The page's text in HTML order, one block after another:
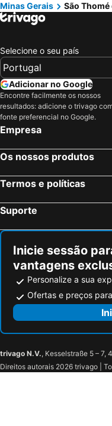
Fama, Minas Gerais
São Vicente de Minas, Minas Gerais
Diamantina, Minas Gerais
Augusto de Lima, Minas Gerais
São Paulo, São Paulo
Natal, Rio Grande do Norte
Porto de Galinhas, Pernambuco
Maceió, Alagoas Hotéis
Minas Gerais
São
Selecione o seu país
Adicionar no Google
Encontre facilmente os nossos
resultados: adicione o trivago
fonte preferencial no Google.
Empresa
Os nossos produtos
Termos e políticas
Suporte
Inicie sessão
vantagens
Personalize a sua
Ofertas e preços
trivago N.V., Kesselstraße 5 – 7,
Direitos autorais 2026 trivago |